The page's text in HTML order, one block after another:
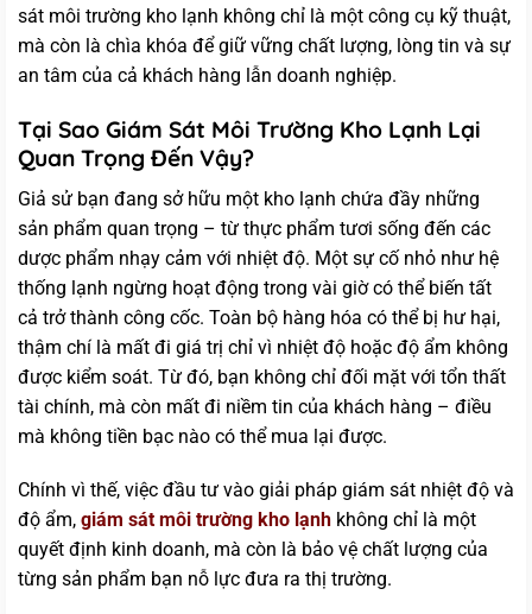
sát môi trường kho lạnh không chỉ là một công cụ kỹ thuật,
mà còn là chìa khóa để giữ vững chất lượng, lòng tin và sự
an tâm của cả khách hàng lẫn doanh nghiệp.
Tại Sao Giám Sát Môi Trường Kho Lạnh Lại
Quan Trọng Đến Vậy?
Giả sử bạn đang sở hữu một kho lạnh chứa đầy những
sản phẩm quan trọng – từ thực phẩm tươi sống đến các
dược phẩm nhạy cảm với nhiệt độ. Một sự cố nhỏ như hệ
thống lạnh ngừng hoạt động trong vài giờ có thể biến tất
cả trở thành công cốc. Toàn bộ hàng hóa có thể bị hư hại,
thậm chí là mất đi giá trị chỉ vì nhiệt độ hoặc độ ẩm không
được kiểm soát. Từ đó, bạn không chỉ đối mặt với tổn thất
tài chính, mà còn mất đi niềm tin của khách hàng – điều
mà không tiền bạc nào có thể mua lại được.
Chính vì thế, việc đầu tư vào giải pháp giám sát nhiệt độ và
độ ẩm, giám sát môi trường kho lạnh không chỉ là một
quyết định kinh doanh, mà còn là bảo vệ chất lượng của
từng sản phẩm bạn nỗ lực đưa ra thị trường.